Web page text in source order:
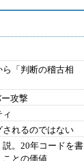
「判断の稽古相
攻撃
されるのではない
説。20年コードを書
ことの価値